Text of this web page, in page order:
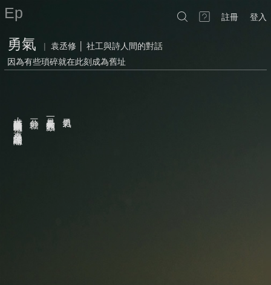
Ep 註冊 登入
勇氣 |
袁丞修 │ 社工與詩人間的對話
因為有些瑣碎就在此刻成為舊址
，
不只是浮誇的隱喻